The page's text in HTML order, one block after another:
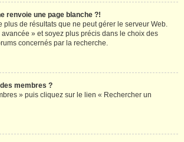
renvoie une page blanche ?!
plus de résultats que ne peut gérer le serveur Web.
» et soyez plus précis dans le choix des
concernés par la recherche.
membres ?
» puis cliquez sur le lien « Rechercher un